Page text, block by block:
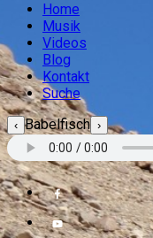
Home
Musik
Videos
Blog
Kontakt
Suche
‹ Babelfisch ›